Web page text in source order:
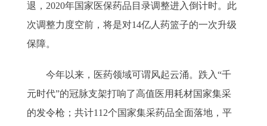
退，2020年国家医保药品目录调整进入倒计时。此
次调整力度空前，将是对14亿人药篮子的一次升级
保障。
今年以来，医药领域可谓风起云涌。跌入“千
元时代”的冠脉支架打响了高值医用耗材国家集采
的发令枪；共计112个国家集采药品全面落地，平